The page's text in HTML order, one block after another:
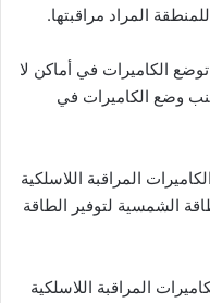
المراد مراقبتها.
الكاميرات في أماكن لا
وضع الكاميرات في
المراقبة اللاسلكية
الشمسية لتوفير الطاقة
المراقبة اللاسلكية